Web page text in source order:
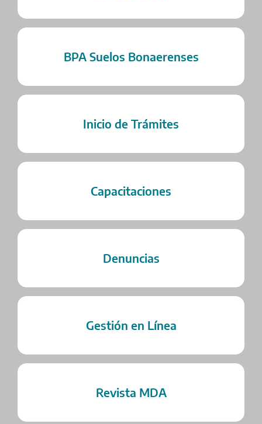
BPA Suelos Bonaerenses
Inicio de Trámites
Capacitaciones
Denuncias
Gestión en Línea
Revista MDA